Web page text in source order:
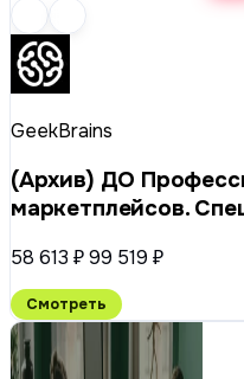
GeekBrains
(Архив) ДО
маркетплейсов.
58 613 ₽99 519 ₽
Смотреть